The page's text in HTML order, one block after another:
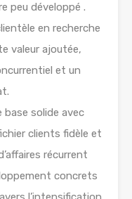
peu développé .
en recherche
valeur ajoutée,
et un
base solide avec
clients fidèle et
récurrent
concrets